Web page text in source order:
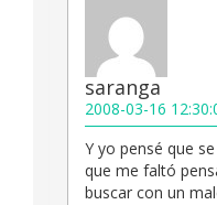
saranga
2008-03-16
Y yo pensé que
que me faltó
buscar con un